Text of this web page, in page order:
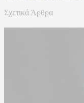
Σχετικά Άρθρα